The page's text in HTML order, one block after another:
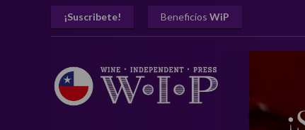
¡Suscribete! Beneficios WiP